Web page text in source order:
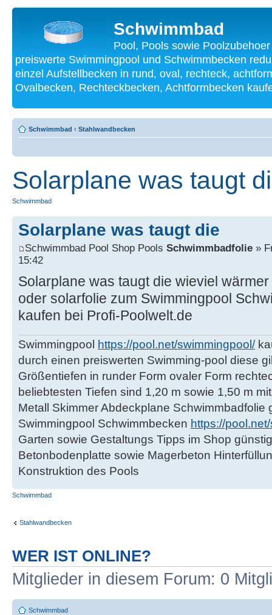
Schwimmbad
Pool, Pools sowie
preiswerte Swimmingpool und Schwimmbecken
einzel Aufstellbecken in rund, oval, rechteck,
Ovalbecken, Rechteckbecken, Achtformbecken
Schwimmbad ‹ Stahlwandbecken
Solarplane was taugt
Schwimmbad
Solarplane was taugt die
Schwimmbad Pool Shop Pools Schwimmbadfolie »
15:42
Solarplane was taugt die wieviel
oder solarfolie zum Swimmingpool
kaufen bei Profi-Poolwelt.de
Swimmingpool https://pool.net/swimmingpool/
durch einen preiswerten Swimming-pool diese
Größentiefen in runder Form ovaler Form
beliebtesten Tiefen sind 1,20 m sowie 1,50 m
Metall Skimmer Abdeckplane Schwimmbadfolie
Swimmingpool Schwimmbecken https://
Garten sowie Gestaltungs Tipps im Shop
Betonbodenplatte sowie Magerbeton
Konstruktion des Pools
Schwimmbad
Stahlwandbecken
WER IST ONLINE?
Mitglieder in diesem Forum: 0
Schwimmbad